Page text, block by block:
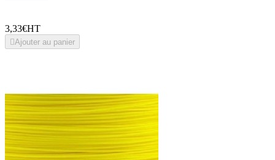
3,33€HT
Ajouter au panier